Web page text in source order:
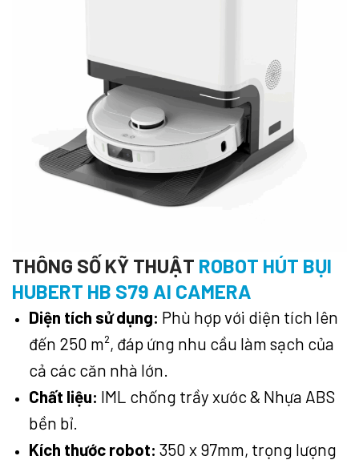
THÔNG SỐ KỸ THUẬT ROBOT HÚT BỤI
HUBERT HB S79 AI CAMERA
Diện tích sử dụng: Phù hợp với diện tích lên
đến 250 m², đáp ứng nhu cầu làm sạch của
cả các căn nhà lớn.
Chất liệu: IML chống trầy xước & Nhựa ABS
bền bỉ.
Kích thước robot: 350 x 97mm, trọng lượng